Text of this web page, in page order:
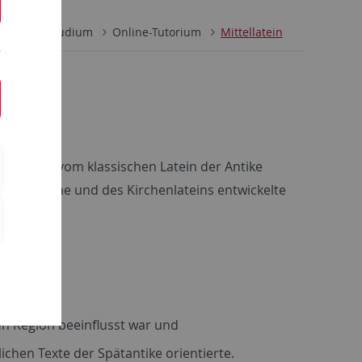
Studium Online-Tutorium Mittellatein
stark vom klassischen Latein der Antike
Sprache und des Kirchenlateins entwickelte
Region beeinflusst war und
Texte der Spätantike orientierte.